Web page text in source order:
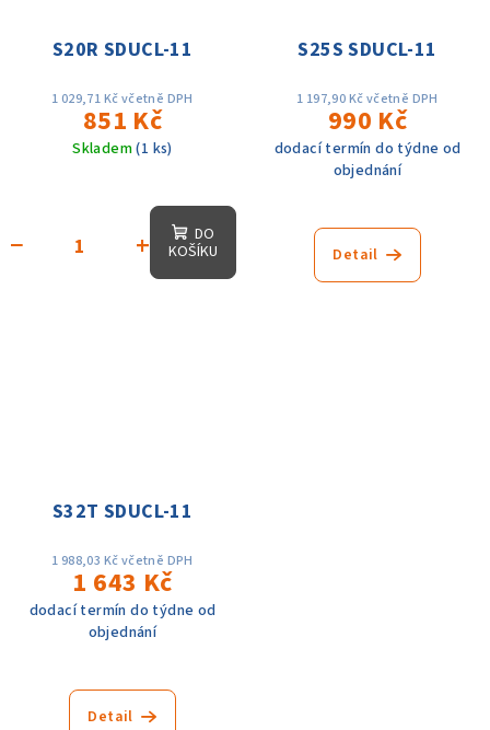
S20R SDUCL-11
1 029,71 Kč včetně DPH
851 Kč
Skladem(1 ks)
+
−
DO
KOŠÍKU
S25S SDUCL-11
1 197,90 Kč včetně DPH
990 Kč
dodací termín do týdne od
objednání
Detail
S32T SDUCL-11
1 988,03 Kč včetně DPH
1 643 Kč
dodací termín do týdne od
objednání
Detail